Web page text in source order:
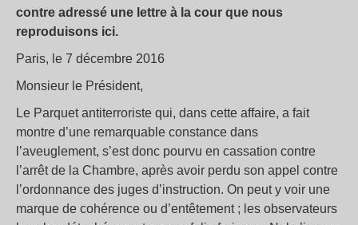
contre adressé une lettre à la cour que nous
reproduisons ici.
Paris, le 7 décembre 2016
Monsieur le Président,
Le Parquet antiterroriste qui, dans cette affaire, a fait
montre d’une remarquable constance dans
l’aveuglement, s’est donc pourvu en cassation contre
l’arrêt de la Chambre, après avoir perdu son appel contre
l’ordonnance des juges d’instruction. On peut y voir une
marque de cohérence ou d’entêtement ; les observateurs